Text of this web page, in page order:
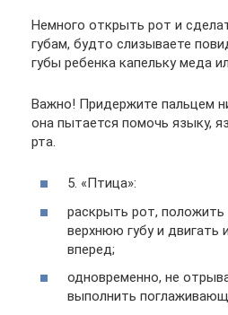
Немного открыть рот и
губам, будто слизываете
губы ребенка капельку меда
Важно! Придержите пальцем
она пытается помочь языку,
рта.
5. «Птица»:
раскрыть рот,
верхнюю губу и двигать
вперед;
одновременно, не
выполнить